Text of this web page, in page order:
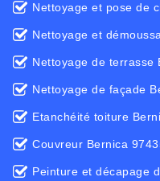
Nettoyage et pose de
Nettoyage et
Nettoyage de terrasse
Nettoyage de façade
Etanchéité toiture
Couvreur Bernica
Peinture et décapage